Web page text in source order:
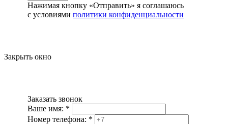
Нажимая кнопку «Отправить» я соглашаюсь
с условиями политики конфиденциальности
Закрыть окно
Заказать звонок
Ваше имя: *
Номер телефона: *